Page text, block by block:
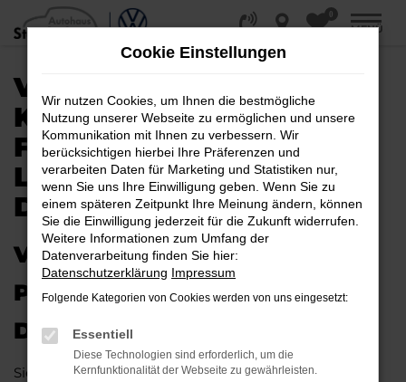
Zum
Hauptinhalt
0
MENÜ
VW GOLF SPORTSVAN
KAUFEN, LEASEN,
FINANZIEREN |
LIEFERSERVICE NACH
DÜSSELDORF
VW GOLF SPORTSVAN – IHR
PERFEKTES FAHRZEUG FÜR
DÜSSELDORF
Sie möchten in Düsseldorf und Umgebung mobil sein
Cookie Einstellungen
Wir nutzen Cookies, um Ihnen die bestmögliche
Nutzung unserer Webseite zu ermöglichen und unsere
Kommunikation mit Ihnen zu verbessern. Wir
berücksichtigen hierbei Ihre Präferenzen und
verarbeiten Daten für Marketing und Statistiken nur,
wenn Sie uns Ihre Einwilligung geben. Wenn Sie zu
einem späteren Zeitpunkt Ihre Meinung ändern, können
Sie die Einwilligung jederzeit für die Zukunft widerrufen.
Weitere Informationen zum Umfang der
Datenverarbeitung finden Sie hier:
Datenschutzerklärung Impressum
Folgende Kategorien von Cookies werden von uns eingesetzt:
Essentiell
Diese Technologien sind erforderlich, um die
Kernfunktionalität der Webseite zu gewährleisten.